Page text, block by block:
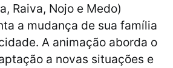
Raiva, Nojo e Medo)
a mudança de sua família
A animação aborda o
a novas situações e